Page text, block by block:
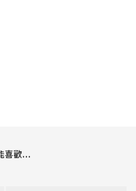
喜歡...